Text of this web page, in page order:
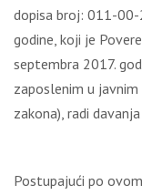
dopisa broj: 011-
godine, koji je
septembra 2017.
zaposlenim u
zakona), radi
Postupajući po